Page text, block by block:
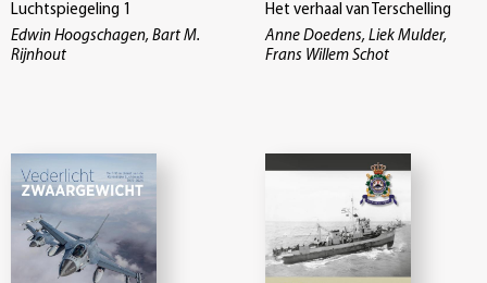
Luchtspiegeling 1
Edwin Hoogschagen, Bart M.
Rijnhout
Het verhaal van Terschelling
Anne Doedens, Liek Mulder,
Frans Willem Schot